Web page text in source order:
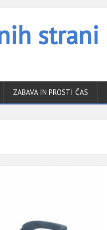
strani
ZABAVA IN PROSTI ČAS